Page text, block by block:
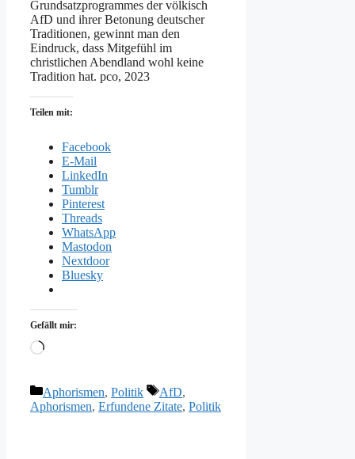
Grundsatzprogrammes der völkisch
AfD und ihrer Betonung deutscher
Traditionen, gewinnt man den
Eindruck, dass Mitgefühl im
christlichen Abendland wohl keine
Tradition hat. pco, 2023
Teilen mit:
Facebook
E-Mail
LinkedIn
Tumblr
Pinterest
Threads
WhatsApp
Mastodon
Nextdoor
Bluesky
Gefällt mir:
Wird
Kategorien
Aphorismen, Politik Schlagwörter
AfD,
Aphorismen, Erfundene Zitate, Politik